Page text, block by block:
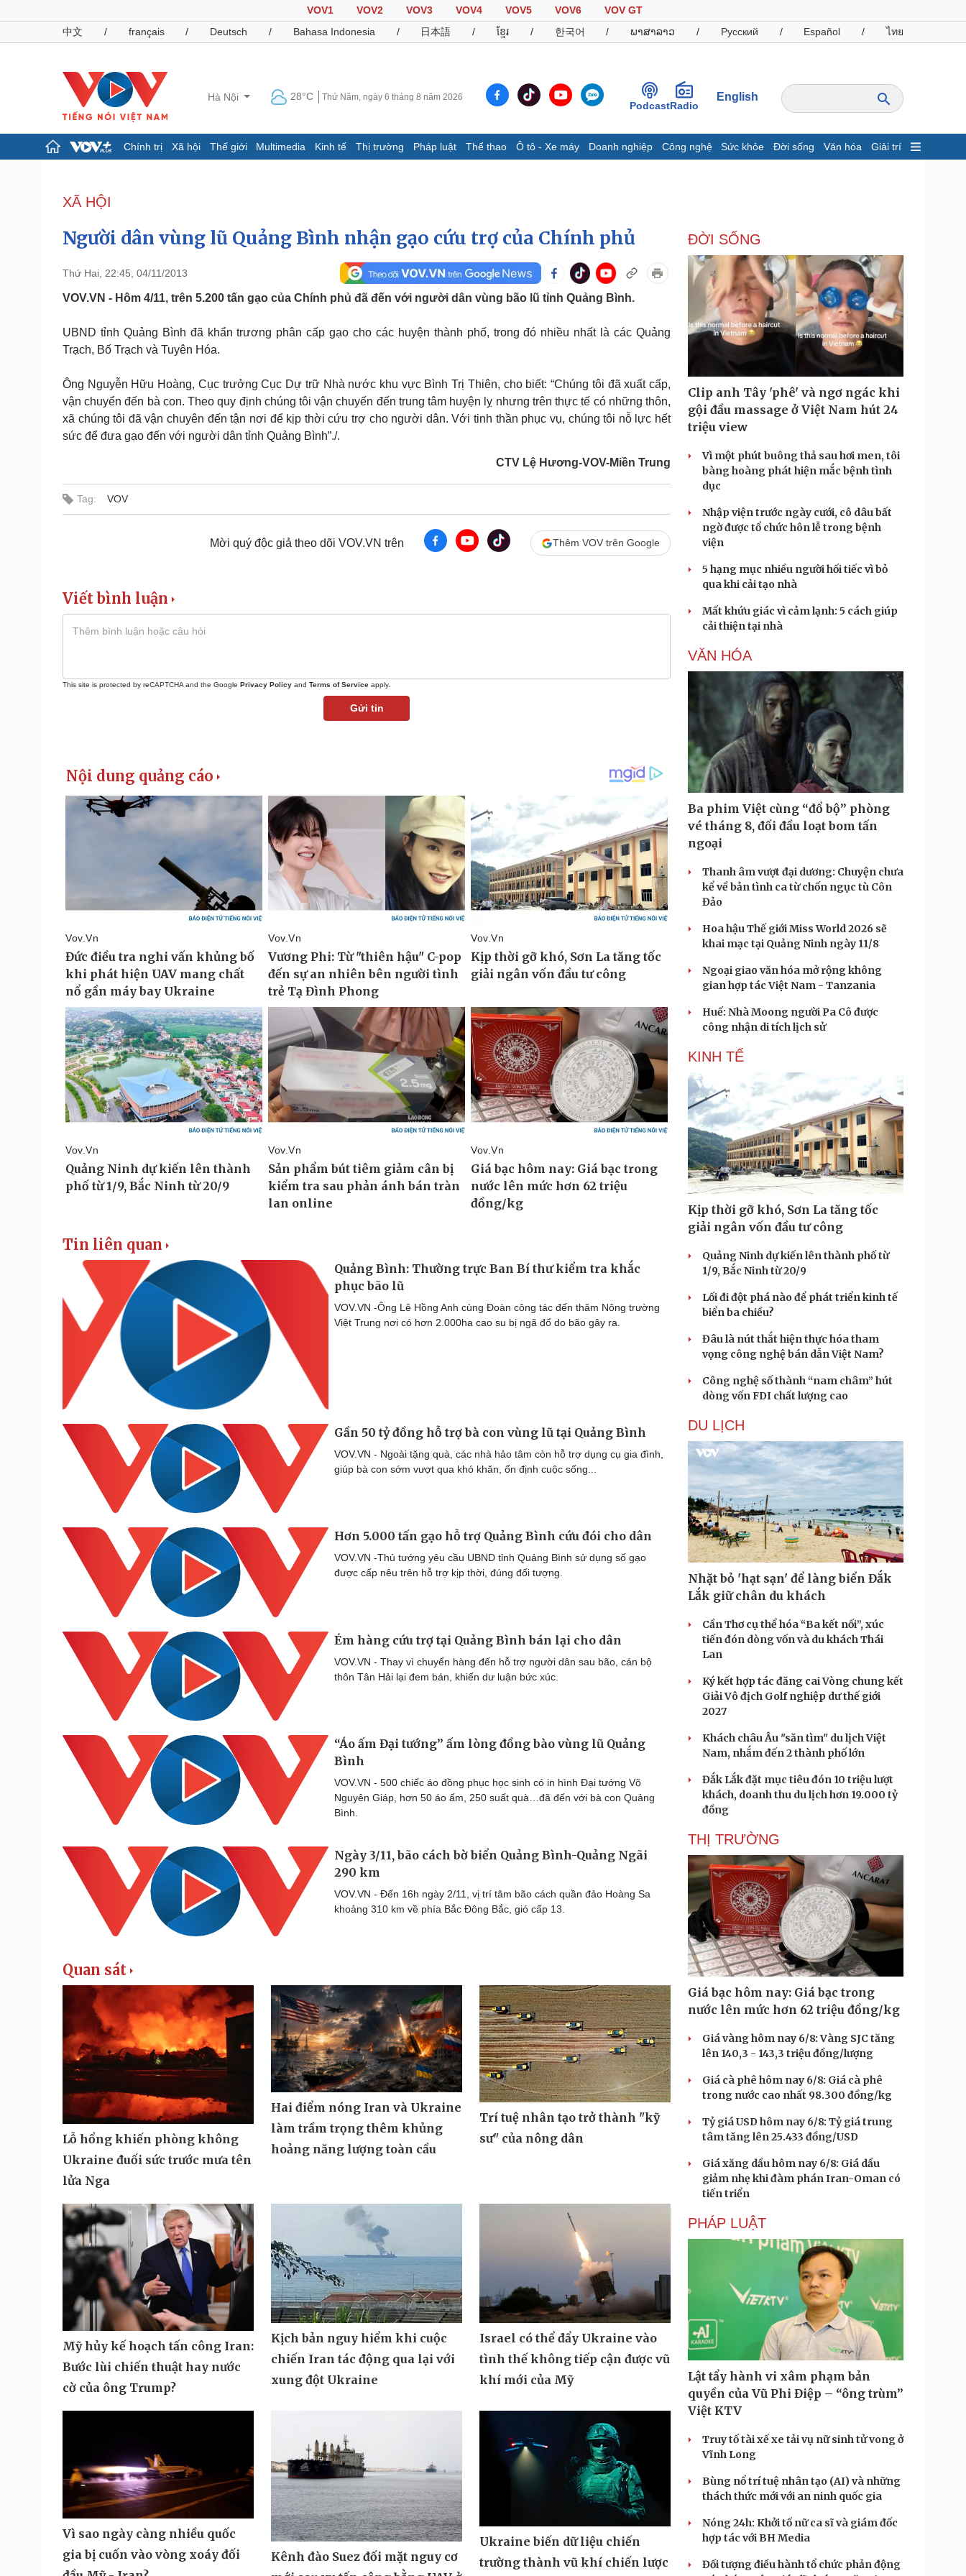
VOV1 VOV2 VOV3 VOV4 VOV5 VOV6
VOV GT
中文
/ français / Deutsch / Bahasa Indonesia / 日本語 / ខ្មែរ / 한국어 / ພາສາລາວ / Русский / Español / ไทย
Hà Nội 28°C Thứ Năm, ngày 6 tháng 8 năm 2026
PodcastRadio
English
Chính trị Xã hội Thế giới Multimedia Kinh tế Thị trường Pháp luật Thể thao Ô tô - Xe máy Doanh nghiệp Công nghệ Sức khỏe Đời sống Văn hóa Giải trí
Đảng
Tổ chức nhân sự
Nhận diện sự thật
Dấu ấn VOV
E-Magazine
Infographic
Giá cà phê
Pháp luật
Tin nóng
Tư vấn luật
Quân sự - Quốc phòng
Việt Nam
Phân tích
Thể thao
Lịch thi đấu bóng đá
Ô tô - Xe máy
Xe máy
Thông tin doanh nghiệp
Doanh nghiệp 24h
Doanh nhân
Công nghệ
Sành điệu
Tin Công nghệ
Trải nghiệm
Chuyển đổi số
Sức khỏe
Dinh dưỡng - món ngon
Cây thuốc
Làm đẹp - giảm cân
Đời sống
Nhà đẹp
Blog
Văn hóa
Sân khấu - Điện ảnh
Giải trí
Nghệ sĩ
Du lịch
Tư vấn
Podcast
Câu chuyện thời sự
Cửa sổ tình yêu
Kể chuyện cho bé
Hạt giống tâm hồn
XÃ HỘI
Người dân vùng lũ Quảng Bình nhận gạo cứu trợ của Chính phủ
Thứ Hai, 22:45, 04/11/2013
VOV.VN - Hôm 4/11, trên 5.200 tấn gạo của Chính phủ đã đến với người dân vùng bão lũ tỉnh Quảng Bình.
UBND tỉnh Quảng Bình đã khẩn trương phân cấp gạo cho các huyện thành phố, trong đó nhiều nhất là các Quảng
Trạch, Bố Trạch và Tuyên Hóa.
Ông Nguyễn Hữu Hoàng, Cục trưởng Cục Dự trữ Nhà nước khu vực Bình Trị Thiên, cho biết: “Chúng tôi đã xuất cấp,
vận chuyển đến bà con. Theo quy định chúng tôi vận chuyến đến trung tâm huyện lỵ nhưng trên thực tế có những thôn,
xã chúng tôi đã vận chuyên đến tận nơi để kịp thời cứu trợ cho người dân. Với tinh thần phục vụ, chúng tôi nỗ lực hết
sức để đưa gạo đến với người dân tỉnh Quảng Bình”./.
CTV Lệ Hương-VOV-Miền Trung
Tag: VOV
Mời quý độc giả theo dõi VOV.VN trên Thêm VOV trên Google
Viết bình luận
This site is protected by reCAPTCHA and the Google Privacy Policy and Terms of Service apply.
Gửi tin
Tin liên quan
Quảng Bình: Thường trực Ban Bí thư kiểm tra khắc
phục bão lũ
VOV.VN -Ông Lê Hồng Anh cùng Đoàn công tác đến thăm Nông trường
Việt Trung nơi có hơn 2.000ha cao su bị ngã đổ do bão gây ra.
Gần 50 tỷ đồng hỗ trợ bà con vùng lũ tại Quảng Bình
VOV.VN - Ngoài tặng quà, các nhà hảo tâm còn hỗ trợ dụng cụ gia đình,
giúp bà con sớm vượt qua khó khăn, ổn định cuộc sống...
Hơn 5.000 tấn gạo hỗ trợ Quảng Bình cứu đói cho dân
VOV.VN -Thủ tướng yêu cầu UBND tỉnh Quảng Bình sử dụng số gạo
được cấp nêu trên hỗ trợ kịp thời, đúng đối tượng.
Ém hàng cứu trợ tại Quảng Bình bán lại cho dân
VOV.VN - Thay vì chuyển hàng đến hỗ trợ người dân sau bão, cán bộ
thôn Tân Hải lại đem bán, khiến dư luận bức xúc.
“Áo ấm Đại tướng” ấm lòng đồng bào vùng lũ Quảng
Bình
VOV.VN - 500 chiếc áo đồng phục học sinh có in hình Đại tướng Võ
Nguyên Giáp, hơn 50 áo ấm, 250 suất quà…đã đến với bà con Quảng
Bình.
Ngày 3/11, bão cách bờ biển Quảng Bình-Quảng Ngãi
290 km
VOV.VN - Đến 16h ngày 2/11, vị trí tâm bão cách quần đảo Hoàng Sa
khoảng 310 km về phía Bắc Đông Bắc, gió cấp 13.
Quan sát
Lỗ hổng khiến phòng không
Ukraine đuối sức trước mưa tên
lửa Nga
Hai điểm nóng Iran và Ukraine
làm trầm trọng thêm khủng
hoảng năng lượng toàn cầu
Trí tuệ nhân tạo trở thành "kỹ
sư" của nông dân
Mỹ hủy kế hoạch tấn công Iran:
Bước lùi chiến thuật hay nước
cờ của ông Trump?
Kịch bản nguy hiểm khi cuộc
chiến Iran tác động qua lại với
xung đột Ukraine
Israel có thể đẩy Ukraine vào
tình thế không tiếp cận được vũ
khí mới của Mỹ
Vì sao ngày càng nhiều quốc
gia bị cuốn vào vòng xoáy đối
Kênh đào Suez đối mặt nguy cơ
Ukraine biến dữ liệu chiến
trường thành vũ khí chiến lược
ĐỜI SỐNG
Clip anh Tây 'phê' và ngơ ngác khi
gội đầu massage ở Việt Nam hút 24
triệu view
Vì một phút buông thả sau hơi men, tôi
bàng hoàng phát hiện mắc bệnh tình
dục
Nhập viện trước ngày cưới, cô dâu bất
ngờ được tổ chức hôn lễ trong bệnh
viện
5 hạng mục nhiều người hối tiếc vì bỏ
qua khi cải tạo nhà
Mất khứu giác vì cảm lạnh: 5 cách giúp
cải thiện tại nhà
VĂN HÓA
Ba phim Việt cùng “đổ bộ” phòng
vé tháng 8, đối đầu loạt bom tấn
ngoại
Thanh âm vượt đại dương: Chuyện chưa
kể về bản tình ca từ chốn ngục tù Côn
Đảo
Hoa hậu Thế giới Miss World 2026 sẽ
khai mạc tại Quảng Ninh ngày 11/8
Ngoại giao văn hóa mở rộng không
gian hợp tác Việt Nam - Tanzania
Huế: Nhà Moong người Pa Cô được
công nhận di tích lịch sử
KINH TẾ
Kịp thời gỡ khó, Sơn La tăng tốc
giải ngân vốn đầu tư công
Quảng Ninh dự kiến lên thành phố từ
1/9, Bắc Ninh từ 20/9
Lối đi đột phá nào để phát triển kinh tế
biển ba chiều?
Đâu là nút thắt hiện thực hóa tham
vọng công nghệ bán dẫn Việt Nam?
Công nghệ số thành “nam châm” hút
dòng vốn FDI chất lượng cao
DU LỊCH
Nhặt bỏ 'hạt sạn' để làng biển Đắk
Lắk giữ chân du khách
Cần Thơ cụ thể hóa “Ba kết nối”, xúc
tiến đón dòng vốn và du khách Thái
Lan
Ký kết hợp tác đăng cai Vòng chung kết
Giải Vô địch Golf nghiệp dư thế giới
2027
Khách châu Âu "săn tìm" du lịch Việt
Nam, nhắm đến 2 thành phố lớn
Đắk Lắk đặt mục tiêu đón 10 triệu lượt
khách, doanh thu du lịch hơn 19.000 tỷ
đồng
THỊ TRƯỜNG
Giá bạc hôm nay: Giá bạc trong
nước lên mức hơn 62 triệu đồng/kg
Giá vàng hôm nay 6/8: Vàng SJC tăng
lên 140,3 - 143,3 triệu đồng/lượng
Giá cà phê hôm nay 6/8: Giá cà phê
trong nước cao nhất 98.300 đồng/kg
Tỷ giá USD hôm nay 6/8: Tỷ giá trung
tâm tăng lên 25.433 đồng/USD
Giá xăng dầu hôm nay 6/8: Giá dầu
giảm nhẹ khi đàm phán Iran-Oman có
tiến triển
PHÁP LUẬT
Lật tẩy hành vi xâm phạm bản
quyền của Vũ Phi Điệp – “ông trùm”
Việt KTV
Truy tố tài xế xe tải vụ nữ sinh tử vong ở
Vĩnh Long
Bùng nổ trí tuệ nhân tạo (AI) và những
thách thức mới với an ninh quốc gia
Nóng 24h: Khởi tố nữ ca sĩ và giám đốc
hợp tác với BH Media
Đối tượng điều hành tổ chức phản động